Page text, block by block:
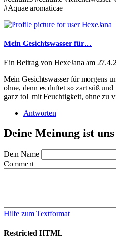
#Aquae aromaticae
Mein Gesichtswasser für…
Ein Beitrag von HexeJana am
Mein Gesichtswasser für morgens
ohne, denn es duftet so zart süß
ganz toll mit Feuchtigkeit, ohne zu
Antworten
Deine Meinung ist
Dein Name
Comment
Hilfe zum Textformat
Restricted HTML